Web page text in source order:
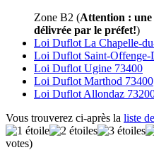
Zone B2 (Attention : une
délivrée par le préfet!)
Loi Duflot La Chapelle-
Loi Duflot Saint-Offenge-
Loi Duflot Ugine 73400
Loi Duflot Marthod 73400
Loi Duflot Allondaz
Vous trouverez ci-après la liste
votes)